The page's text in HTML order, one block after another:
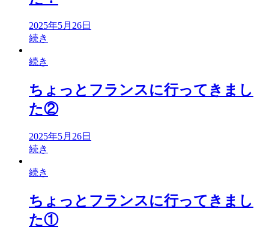
2025年5月26日
続き
続き
ちょっとフランスに行ってきまし
た②
2025年5月26日
続き
続き
ちょっとフランスに行ってきまし
た①